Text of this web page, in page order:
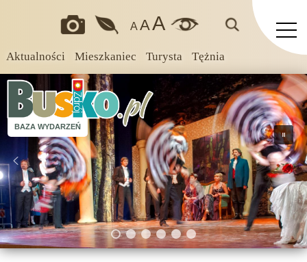
Aktualności Mieszkaniec Turysta Tężnia
A AA
BAZA WYDARZEŃ